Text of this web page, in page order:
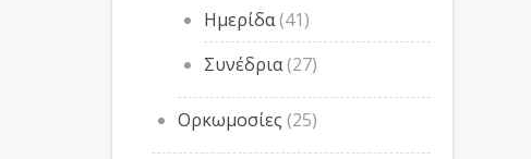
Ημερίδα(41)
Συνέδρια(27)
Ορκωμοσίες (25)